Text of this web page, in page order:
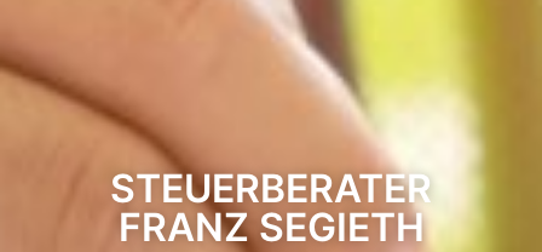
STEUERBERATER
FRANZ SEGIETH